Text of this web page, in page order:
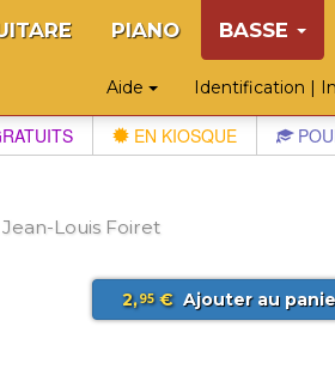
PIANO BASSE
Aide Identification |
EN KIOSQUE
Louis Foiret
2,95€ Ajouter au